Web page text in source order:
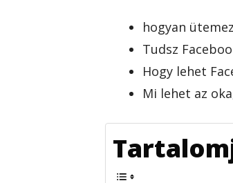
hogyan
Tudsz
Hogy lehet
Mi lehet az